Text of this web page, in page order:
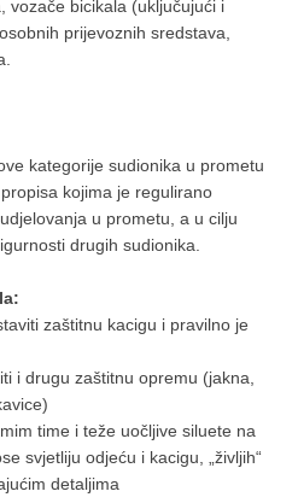
vozače bicikala (uključujući i
prijevoznih sredstava,
kategorije sudionika u prometu
kojima je regulirano
u prometu, a u cilju
drugih sudionika.
zaštitnu kacigu i pravilno je
i drugu zaštitnu opremu (jakna,
time i teže uočljive siluete na
svjetliju odjeću i kacigu, „življih“
detaljima